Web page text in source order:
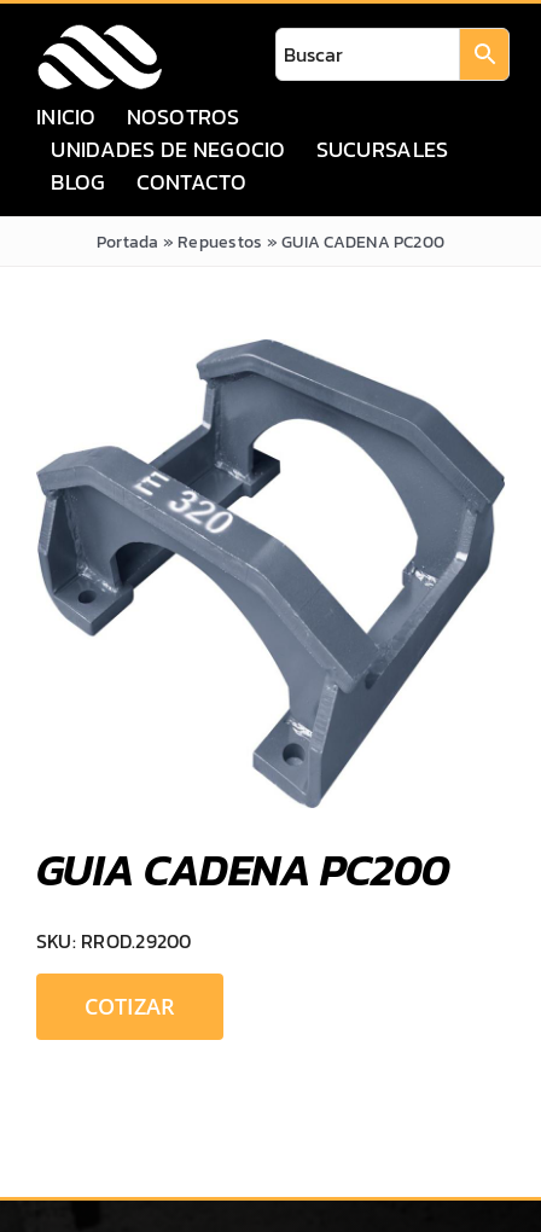
Saltar
contenido
INICIO
NOSOTROS
UNIDADES DE NEGOCIO
SUCURSALES
BLOG
CONTACTO
Portada » Repuestos »GUIA CADENA PC200
GUIA CADENA PC200
SKU: RROD.29200
COTIZAR